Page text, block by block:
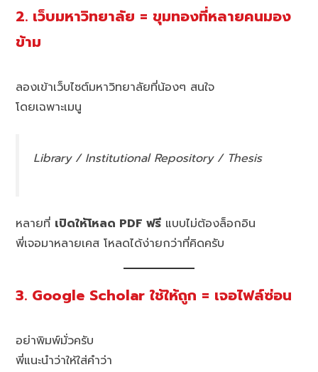
2. เว็บมหาวิทยาลัย = ขุมทองที่หลายคนมอง
ข้าม
ลองเข้าเว็บไซต์มหาวิทยาลัยที่น้องๆ สนใจ
โดยเฉพาะเมนู
Library / Institutional Repository / Thesis
หลายที่ เปิดให้โหลด PDF ฟรี แบบไม่ต้องล็อกอิน
พี่เจอมาหลายเคส โหลดได้ง่ายกว่าที่คิดครับ
3. Google Scholar ใช้ให้ถูก = เจอไฟล์ซ่อน
อย่าพิมพ์มั่วครับ
พี่แนะนำว่าให้ใส่คำว่า